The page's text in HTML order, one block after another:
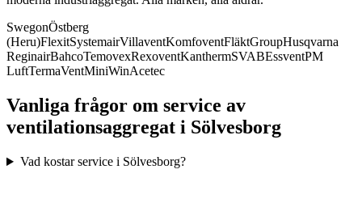
SwegonÖstberg
(Heru)FlexitSystemairVillaventKomfoventFläktGroupHusqvarna
ReginairBahcoTemovexRexoventKanthermSVABEssventPM
LuftTermaVentMiniWinAcetec
Vanliga frågor om service av
ventilationsaggregat i Sölvesborg
Vad kostar service i Sölvesborg?